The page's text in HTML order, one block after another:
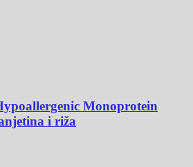
Monoprotein
i riža